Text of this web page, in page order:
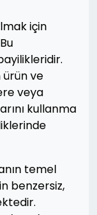
için
ürün ve
veya
kullanma
temel
benzersiz,